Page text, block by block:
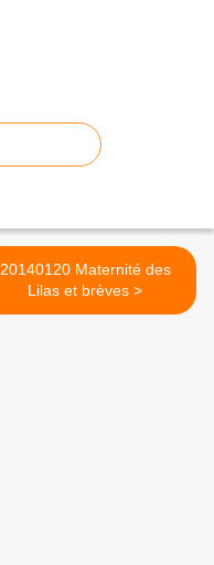
20140120 Maternité des
Lilas et brèves >